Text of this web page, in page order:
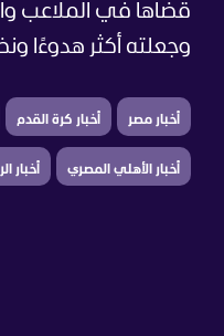
قضاها في الملاعب
وجعلته أكثر هدوءًا
أخبار مصر أخبار كرة القدم
أخبار الأهلي المصري أخبار